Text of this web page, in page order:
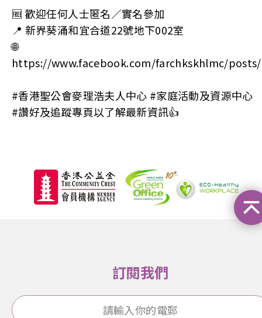
🆓 歡迎任何人士匿名／實名參加
📍 新界葵涌和宜合道22號地下002室
🌐
https://www.facebook.com/farchkskhlmc/posts/
#香港聖公會麥理浩夫人中心 #家庭活動及資源中心
#讚好及追蹤專頁以了解最新資訊👍
訂閱我們